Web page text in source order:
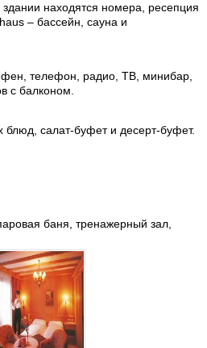
находятся номера, ресепция
– бассейн, сауна и
телефон, радио, ТВ, минибар,
с балконом.
блюд, салат-буфет и десерт-буфет.
баня, тренажерный зал,